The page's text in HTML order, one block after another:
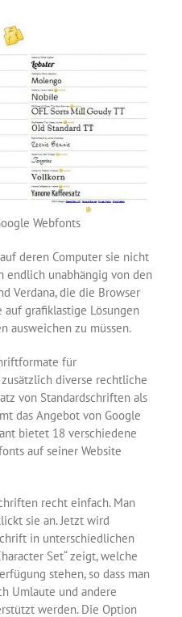
Webfonts
deren Computer sie nicht
endlich unabhängig von den
Verdana, die die Browser
auf grafiklastige Lösungen
ausweichen zu müssen.
für
diverse rechtliche
von Standardschriften als
das Angebot von Google
bietet 18 verschiedene
auf seiner Website
recht einfach. Man
sie an. Jetzt wird
in unterschiedlichen
Set“ zeigt, welche
stehen, so dass man
Umlaute und andere
werden. Die Option